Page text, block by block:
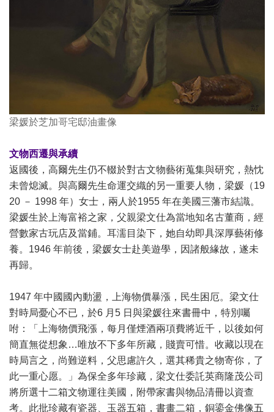
梁媛於芝加哥宅邸油畫像
文物西遷與承續
返國後，高爾先生仍不輟於對古文物藝術蒐集與研究，熱忱
未曾熄滅。與高爾先生命運交織的另一重要人物，梁媛（19
20 － 1998 年）女士，兩人於1955 年在美國三藩市結識。
梁媛生於上海富裕之家，父親梁文仕為當地知名古董商，經
營數家古玩店及當鋪。耳濡目染下，她自幼即具深厚藝術修
養。1946 年前後，梁媛女士赴美遊學，因諸般緣故，遂未
再歸。
1947 年中國國內動盪，上海物價暴漲，民生困厄。梁文仕
對時局憂心不已，於6 月5 日與梁媛往來書冊中，特別囑
咐：「上海物價飛漲，每月僅煙酒兩項費將近千，以後如何
簡直無從想象…唯放不下多年所藏，賤賣可惜。收藏以現在
時局言之，尚難逆料，父思慮許久，選其稀貴之物寄你，了
此一重心愿。」為保全多年珍藏，梁文仕委託英商隆茂公司
將所選十二箱文物運往美國，附帶家書與物品清冊以資查
考。此批珍藏有瓷器、玉器五箱，書畫二箱，銅鎏金佛像五